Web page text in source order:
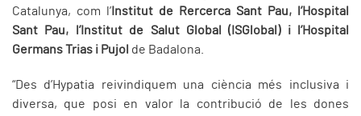
Catalunya, com l’ Institut de Rercerca Sant Pau, l’Hospital
Sant Pau, l’Institut de Salut Global (ISGlobal) i l’Hospital
Germans Trias i Pujol de Badalona.
“Des d’Hypatia reivindiquem una ciència més inclusiva i
diversa, que posi en valor la contribució de les dones